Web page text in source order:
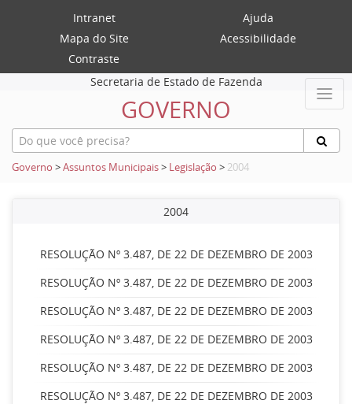
Intranet
Ajuda
Mapa do Site
Acessibilidade
Contraste
Secretaria de Estado de Fazenda
GOVERNO
Governo >Assuntos Municipais> Legislação > 2004
2004
RESOLUÇÃO Nº 3.487, DE 22 DE DEZEMBRO DE 2003
RESOLUÇÃO Nº 3.487, DE 22 DE DEZEMBRO DE 2003
RESOLUÇÃO Nº 3.487, DE 22 DE DEZEMBRO DE 2003
RESOLUÇÃO Nº 3.487, DE 22 DE DEZEMBRO DE 2003
RESOLUÇÃO Nº 3.487, DE 22 DE DEZEMBRO DE 2003
RESOLUÇÃO Nº 3.487, DE 22 DE DEZEMBRO DE 2003